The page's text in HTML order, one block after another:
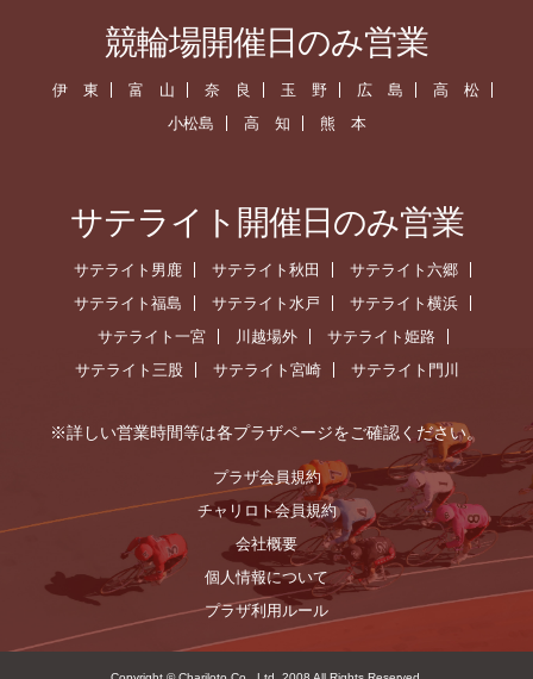
競輪場開催日のみ営業
伊 東 富 山 奈 良 玉 野 広 島
高 松
小松島
高 知 熊 本
サテライト開催日のみ営業
サテライト男鹿 サテライト秋田
サテライト六郷
サテライト福島
サテライト水戸
サテライト横浜
サテライト一宮
川越場外
サテライト姫路
サテライト三股
サテライト宮崎 サテライト門川
※詳しい営業時間等は各プラザページをご確認ください。
プラザ会員規約
チャリロト会員規約
会社概要
個人情報について
プラザ利用ルール